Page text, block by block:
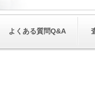
よくある質問Q&A